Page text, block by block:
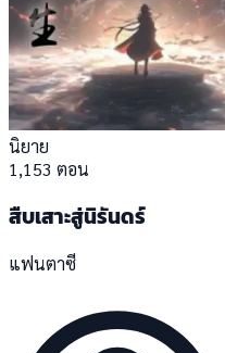
นิยาย
1,153 ตอน
สืบเสาะสู่นิรันดร์
แฟนตาซี